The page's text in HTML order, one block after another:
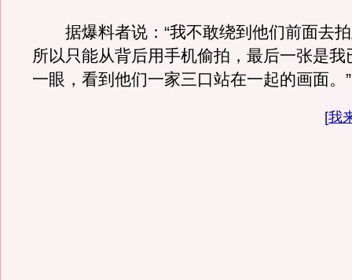
据爆料者说：“我不敢绕到他们前面去拍
所以只能从背后用手机偷拍，最后一张是我
一眼，看到他们一家三口站在一起的画面。”
[我